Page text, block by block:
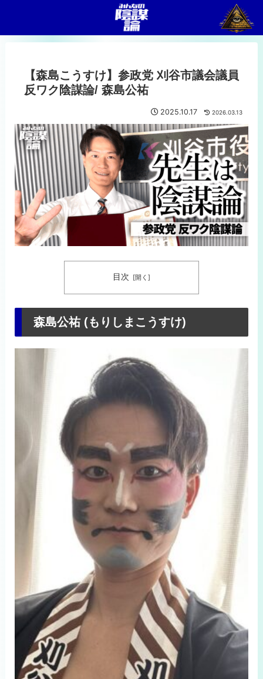
【森島こうすけ】参政党 刈谷市議会議員
反ワク陰謀論/ 森島公祐
2025.10.17 2026.03.13
目次
森島公祐 (もりしまこうすけ)